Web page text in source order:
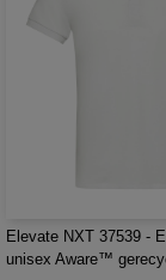
Elevate NXT 37539 -
unisex Aware™